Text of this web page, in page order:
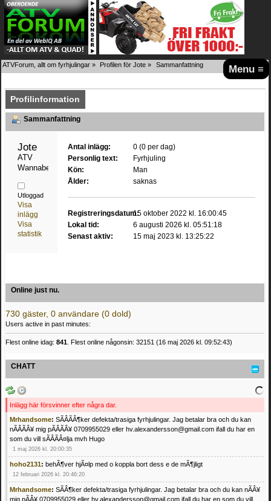
Menu ≡
ATVForum, allt om fyrhjulingar » Profilen för Jote » Sammanfattning
Profilinformation
Sammanfattning
Jote
ATV
Wannabe
Utloggad
Visa
inlägg
Visa
statistik
Antal inlägg:
0 (0 per dag)
Personlig text:
Fyrhjuling
Kön:
Man
Ålder:
saknas
Registreringsdatum:15 oktober 2022 kl. 16:00:45
Lokal tid:
6 augusti 2026 kl. 05:51:18
Senast aktiv:
15 maj 2023 kl. 13:25:22
Online just nu.
730 gäster, 0 användare (0 dold)
Users active in past minutes:
Flest online idag: 841 . Flest online någonsin: 32151 (16 maj 2026 kl. 09:52:43)
CHATT
Inlägg här försvinner efter några dar.
Mrhandsome: SÃÂÃÂ¶ker defekta/trasiga fyrhjulingar. Jag betalar bra och du kan
nÃÂÃÂ¥ mig pÃÂÃÂ¥ 0709955029 eller hv.alexandersson@gmail.com ifall du har en
som du vill sÃÂÃÂ¤lja mvh Hugo
1 maj 2026 kl. 20:00:35
hoho2131: behÃ¶ver hjÃ¤lp med o koppla bort dess e de mÃ¶jligt
12 februari 2026 kl. 20:46:20
Mrhandsome: SÃÂ¶ker defekta/trasiga fyrhjulingar. Jag betalar bra och du kan nÃÂ¥
mig pÃÂ¥ 0709955029 eller hv.alexandersson@gmail.com ifall du har en som du vill